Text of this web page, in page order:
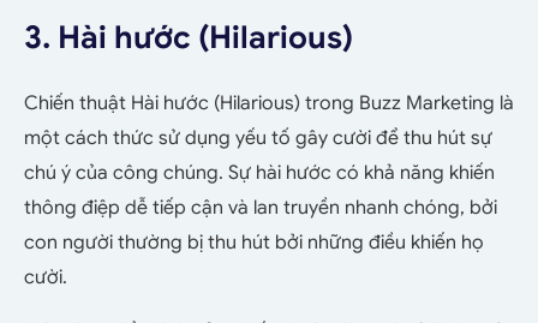
3. Hài hước (Hilarious)
Chiến thuật Hài hước (Hilarious) trong Buzz Marketing là
một cách thức sử dụng yếu tố gây cười để thu hút sự
chú ý của công chúng. Sự hài hước có khả năng khiến
thông điệp dễ tiếp cận và lan truyền nhanh chóng, bởi
con người thường bị thu hút bởi những điều khiến họ
cười.